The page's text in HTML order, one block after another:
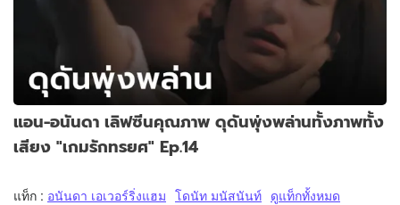
แอน-อนันดา เลิฟซีนคุณภาพ ดุดันพุ่งพล่านทั้งภาพทั้ง
เสียง "เกมรักทรยศ" Ep.14
แท็ก : อนันดา เอเวอร์ริ่งแฮม โดนัท มนัสนันท์ ดูแท็กทั้งหมด